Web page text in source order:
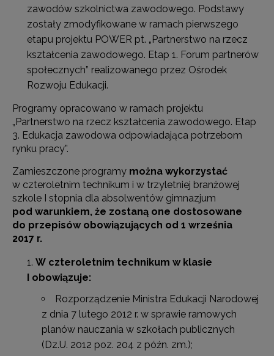
zawodów szkolnictwa zawodowego. Podstawy
zostały zmodyfikowane w ramach pierwszego
etapu projektu POWER pt. „Partnerstwo na rzecz
kształcenia zawodowego. Etap 1. Forum partnerów
społecznych” realizowanego przez Ośrodek
Rozwoju Edukacji.
Programy opracowano w ramach projektu
„Partnerstwo na rzecz kształcenia zawodowego. Etap
3. Edukacja zawodowa odpowiadająca potrzebom
rynku pracy”.
Zamieszczone programy można wykorzystać
w czteroletnim technikum i w trzyletniej branżowej
szkole I stopnia dla absolwentów gimnazjum
pod warunkiem, że zostaną one dostosowane
do przepisów obowiązujących od 1 września
2017 r.
W czteroletnim technikum w klasie
I obowiązuje:
Rozporządzenie Ministra Edukacji Narodowej
z dnia 7 lutego 2012 r. w sprawie ramowych
planów nauczania w szkołach publicznych
(Dz.U. 2012 poz. 204 z późn. zm.);